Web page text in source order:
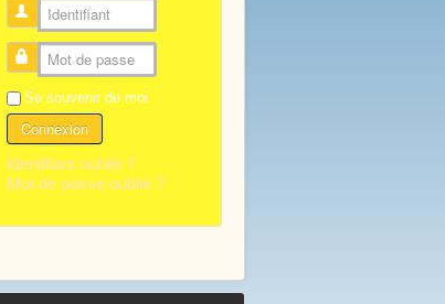
Identifiant
Mot de passe
Se souvenir de moi
Connexion
Identifiant oublié ?
Mot de passe oublié ?